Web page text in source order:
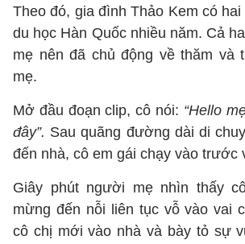
Theo đó, gia đình Thảo Kem có
du học Hàn Quốc nhiều năm. Cả
mẹ nên đã chủ động về thăm và
mẹ.
Mở đầu đoạn clip, cô nói: “Hello
đây”. Sau quãng đường dài di
đến nhà, cô em gái chạy vào trước
Giây phút người mẹ nhìn thấy
mừng đến nỗi liên tục vỗ vào vai
cô chị mới vào nhà và bày tỏ sự